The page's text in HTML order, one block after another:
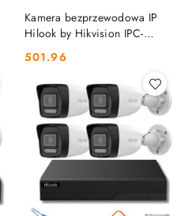
Kamera bezprzewodowa IP
Hilook by Hikvision IPC-
CFSP4/4G-SIM(2.8mm)(EU)
HILOOK
Cena:
501.96